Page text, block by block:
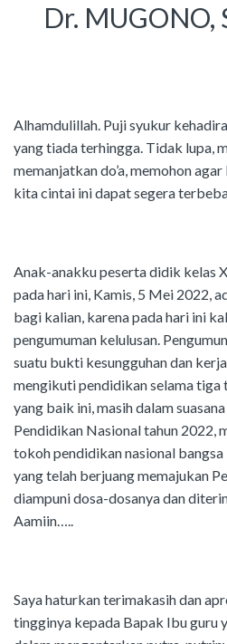
Dr. MUGONO,
Alhamdulillah. Puji syukur
yang tiada terhingga. Tidak lupa,
memanjatkan do’a, memohon
kita cintai ini dapat segera
Anak-anakku peserta didik kelas
pada hari ini, Kamis, 5 Mei 2022,
bagi kalian, karena pada hari ini
pengumuman kelulusan.
suatu bukti kesungguhan dan
mengikuti pendidikan selama tiga
yang baik ini, masih dalam
Pendidikan Nasional tahun 2022,
tokoh pendidikan nasional
yang telah berjuang memajukan
diampuni dosa-dosanya dan
Aamiin…..
Saya haturkan terimakasih dan
tingginya kepada Bapak Ibu guru